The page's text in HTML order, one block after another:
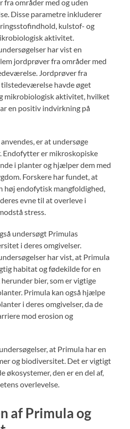
områder med og uden
Disse parametre inkluderer
kulstof- og
aktivitet.
har vist en
jordprøver fra områder med
Jordprøver fra
havde øget
mikrobiologisk aktivitet, hvilket
en positiv indvirkning på
er at undersøge
Endofytter er mikroskopiske
i planter og hjælper dem med
Forskere har fundet, at
høj endofytisk mangfoldighed,
evne til at overleve i
stress.
undersøgt Primulas
i deres omgivelser.
har vist, at Primula
habitat og fødekilde for en
bier, som er vigtige
Primula kan også hjælpe
i deres omgivelser, da de
mod erosion og
at Primula har en
og biodiversitet. Det er vigtigt
økosystemer, den er en del af,
overlevelse.
af Primula og